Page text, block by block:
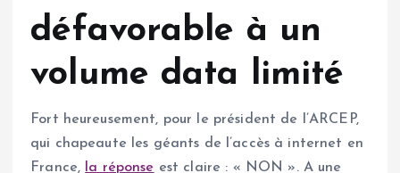
défavorable à un
volume data limité
Fort heureusement, pour le président de l’ARCEP,
qui chapeaute les géants de l’accès à internet en
France, la réponse est claire : « NON ». A une